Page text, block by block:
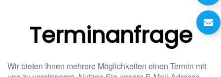
Terminanfrage
Wir bieten Ihnen mehrere Möglichkeiten einen Termin mit